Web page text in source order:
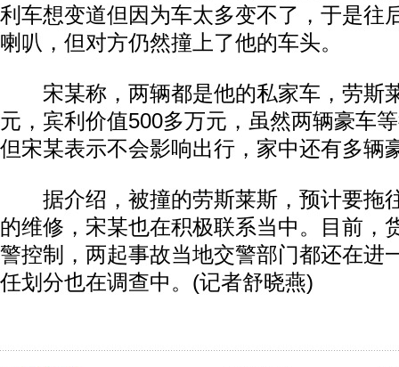
利车想变道但因为车太多变不了，于是往
喇叭，但对方仍然撞上了他的车头。
宋某称，两辆都是他的私家车，劳斯
元，宾利价值500多万元，虽然两辆豪车
但宋某表示不会影响出行，家中还有多辆
据介绍，被撞的劳斯莱斯，预计要拖
的维修，宋某也在积极联系当中。目前，
警控制，两起事故当地交警部门都还在进
任划分也在调查中。(记者舒晓燕)